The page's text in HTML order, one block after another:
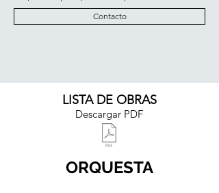
Contacto
Descargar PDF
LISTA DE OBRAS
ORQUESTA